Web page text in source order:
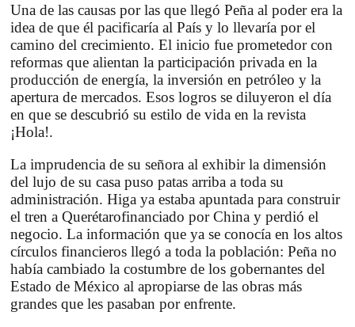
Una de las causas por las que llegó Peña al poder era la
idea de que él pacificaría al País y lo llevaría por el
camino del crecimiento. El inicio fue prometedor con
reformas que alientan la participación privada en la
producción de energía, la inversión en petróleo y la
apertura de mercados. Esos logros se diluyeron el día
en que se descubrió su estilo de vida en la revista
¡Hola!.
La imprudencia de su señora al exhibir la dimensión
del lujo de su casa puso patas arriba a toda su
administración. Higa ya estaba apuntada para construir
el tren a Querétarofinanciado porChina y perdió el
negocio. La información que ya se conocía en los altos
círculos financieros llegó a toda la población: Peña no
había cambiado la costumbre de los gobernantes del
Estado de México al apropiarse de las obras más
grandes que les pasaban por enfrente.